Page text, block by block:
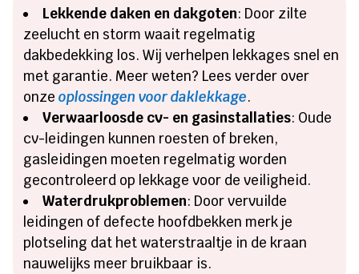
Lekkende daken en dakgoten: Door zilte
zeelucht en storm waait regelmatig
dakbedekking los. Wij verhelpen lekkages snel en
met garantie. Meer weten? Lees verder over
onzeoplossingen voor daklekkage.
Verwaarloosde cv- en gasinstallaties: Oude
cv-leidingen kunnen roesten of breken,
gasleidingen moeten regelmatig worden
gecontroleerd op lekkage voor de veiligheid.
Waterdrukproblemen: Door vervuilde
leidingen of defecte hoofdbekken merk je
plotseling dat het waterstraaltje in de kraan
nauwelijks meer bruikbaar is.